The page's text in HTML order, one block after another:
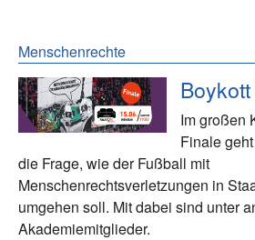
Menschenrechte
Im großen
Finale
die Frage, wie der Fußball mit
Menschenrechtsverletzungen in
umgehen soll. Mit dabei sind unter
Akademiemitglieder.